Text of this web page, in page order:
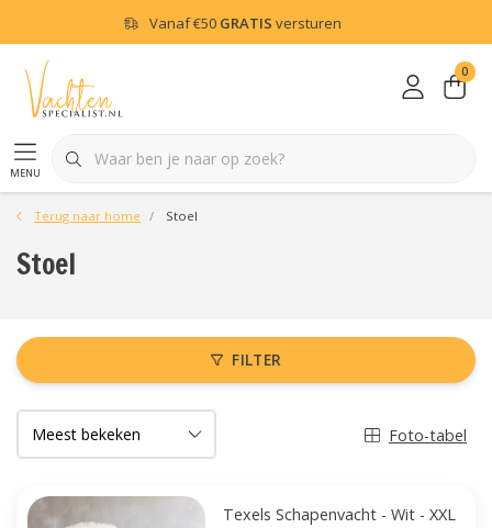
Vanaf€50 GRATIS versturen
menu
0
Terug naar home Stoel
Stoel
FILTER
Foto-tabel
Texels Schapenvacht - Wit - XXL